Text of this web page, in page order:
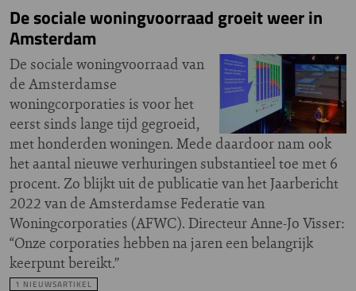
De sociale woningvoorraad groeit weer in
Amsterdam
De sociale woningvoorraad van
de Amsterdamse
woningcorporaties is voor het
eerst sinds lange tijd gegroeid,
met honderden woningen. Mede daardoor nam ook
het aantal nieuwe verhuringen substantieel toe met 6
procent. Zo blijkt uit de publicatie van het Jaarbericht
2022 van de Amsterdamse Federatie van
Woningcorporaties (AFWC). Directeur Anne-Jo Visser:
“Onze corporaties hebben na jaren een belangrijk
keerpunt bereikt.”
1 NIEUWSARTIKEL